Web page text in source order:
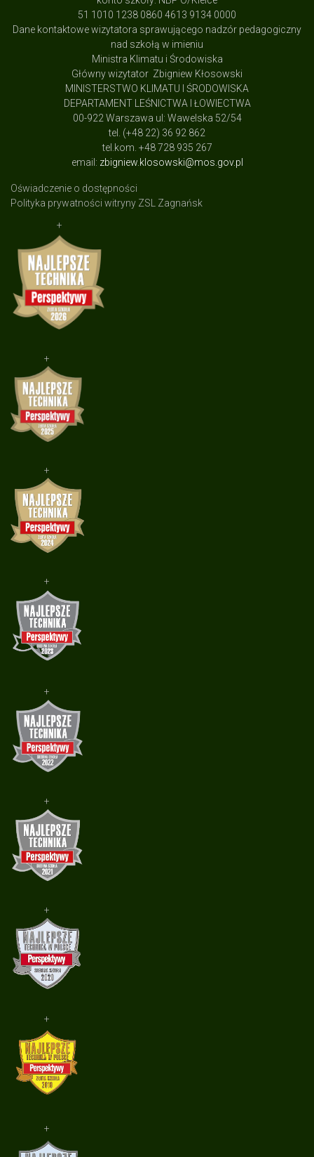
51 1010 1238 0860 4613 9134 0000
Dane kontaktowe wizytatora sprawującego nadzór pedagogiczny
nad szkołą w imieniu
Ministra Klimatu i Środowiska
Główny wizytator Zbigniew Kłosowski
MINISTERSTWO KLIMATU I ŚRODOWISKA
DEPARTAMENT LEŚNICTWA I ŁOWIECTWA
00-922 Warszawa ul: Wawelska 52/54
tel. (+48 22) 36 92 862
tel.kom. +48 728 935 267
email: zbigniew.klosowski@mos.gov.pl
Oświadczenie o dostępności
Polityka prywatności witryny ZSL Zagnańsk
+
+
+
+
+
+
+
+
+